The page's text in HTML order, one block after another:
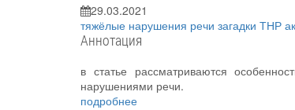
29.03.2021
тяжёлые нарушения речи загадки ТНР
Аннотация
в статье рассматриваются
нарушениями речи.
подробнее